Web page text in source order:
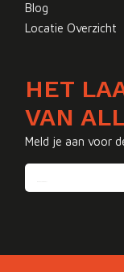
Blog
Locatie Overzicht
HET
VAN
Meld je aan voor